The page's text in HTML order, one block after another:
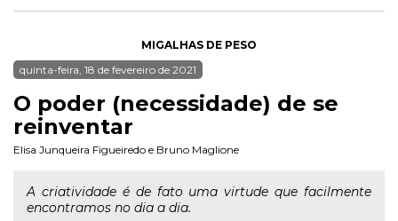
MIGALHAS DE PESO
quinta-feira, 18 de fevereiro de 2021
O poder (necessidade) de se
reinventar
Elisa Junqueira Figueiredo e Bruno Maglione
A criatividade é de fato uma virtude que facilmente
encontramos no dia a dia.